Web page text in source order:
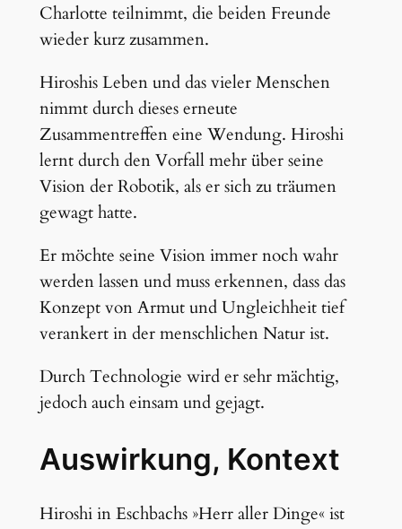
Charlotte teilnimmt, die beiden Freunde
wieder kurz zusammen.
Hiroshis Leben und das vieler Menschen
nimmt durch dieses erneute
Zusammentreffen eine Wendung. Hiroshi
lernt durch den Vorfall mehr über seine
Vision der Robotik, als er sich zu träumen
gewagt hatte.
Er möchte seine Vision immer noch wahr
werden lassen und muss erkennen, dass das
Konzept von Armut und Ungleichheit tief
verankert in der menschlichen Natur ist.
Durch Technologie wird er sehr mächtig,
jedoch auch einsam und gejagt.
Auswirkung, Kontext
Hiroshi in Eschbachs »Herr aller Dinge« ist